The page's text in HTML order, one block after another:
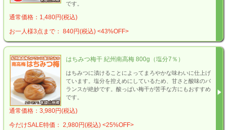
です。
通常価格：1,480円(税込)
お一人様3点まで： 840円(税込) <43%OFF>
はちみつ梅干 紀州南高梅 800g（塩分7％）
はちみつに漬けることによってまろやかな味わいに仕上げ
ています。塩分を控えめにしているため、甘さと酸味のバ
ランスが絶妙です。酸っぱい梅干が苦手な方にもおすすめ
です。
通常価格：3,980円(税込)
今だけSALE特価： 2,980円(税込) <25%OFF>